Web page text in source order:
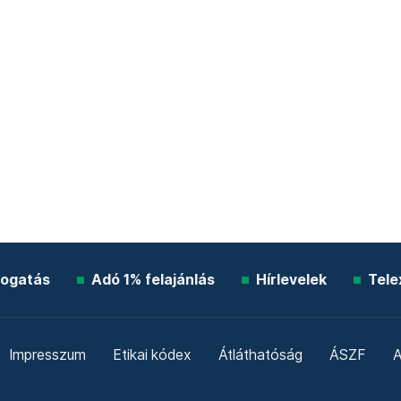
Adó 1% felajánlás Hírlevelek
Impresszum Etikai kódex Átláthatóság ÁSZF